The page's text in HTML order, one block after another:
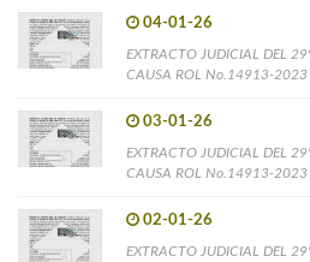
04-01-26
EXTRACTO JUDICIAL DEL
CAUSA ROL No.14913-2023
03-01-26
EXTRACTO JUDICIAL DEL
CAUSA ROL No.14913-2023
02-01-26
EXTRACTO JUDICIAL DEL